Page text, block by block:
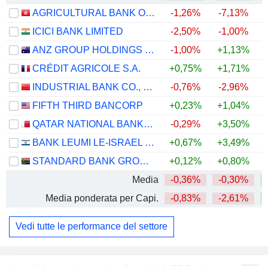
AGRICULTURAL BANK OF CHINA LIMITED
-1,26% -7,13%
ICICI BANK LIMITED
-2,50% -1,00%
ANZ GROUP HOLDINGS LIMITED
-1,00% +1,13%
CRÉDIT AGRICOLE S.A.
+0,75% +1,71%
INDUSTRIAL BANK CO., LTD.
-0,76% -2,96%
FIFTH THIRD BANCORP
+0,23% +1,04%
QATAR NATIONAL BANK (Q.P.S.C.)
-0,29% +3,50%
BANK LEUMI LE-ISRAEL B.M.
+0,67% +3,49%
STANDARD BANK GROUP LIMITED
+0,12% +0,80%
Media
-0,36% -0,30%
Media ponderata per Capi.
-0,83% -2,61%
Vedi tutte le performance del settore